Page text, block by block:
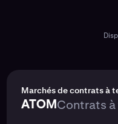
Marchés de contrats à
ATOM Contrats